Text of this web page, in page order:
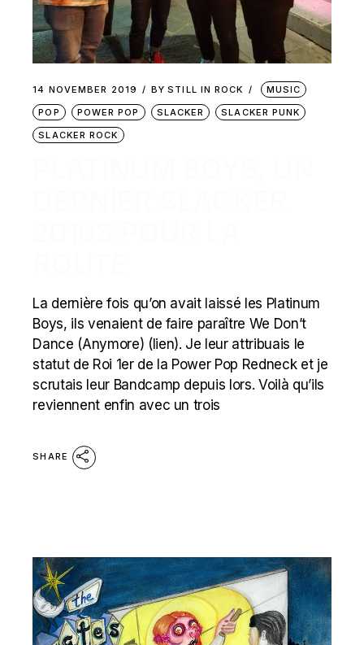
14 NOVEMBER 2019 BY STILL IN ROCK
MUSIC
POP
POWER POP SLACKER
SLACKER PUNK
SLACKER ROCK
La dernière fois qu’on avait laissé les Platinum
Boys, ils venaient de faire paraître We Don’t
Dance (Anymore) (lien). Je leur attribuais le
statut de Roi 1er de la Power Pop Redneck et je
scrutais leur Bandcamp depuis lors. Voilà qu’ils
reviennent enfin avec un trois
SHARE